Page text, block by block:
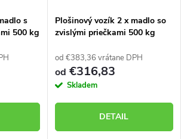
s
500 kg
Plošinový vozík 2 x madlo so
zvislými priečkami 500 kg
od €383,36 vrátane DPH
od €316,83
Skladem
DETAIL